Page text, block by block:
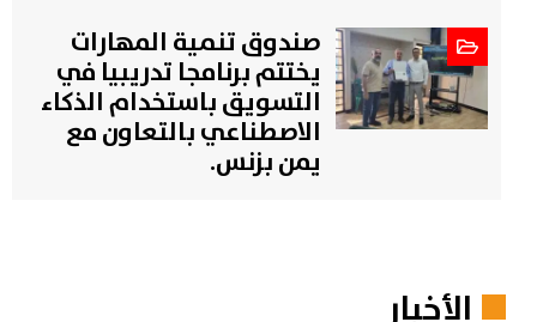
صندوق تنمية المهارات
يختتم برنامجا تدريبيا في
التسويق باستخدام الذكاء
الاصطناعي بالتعاون مع
يمن بزنس.
الأخبار